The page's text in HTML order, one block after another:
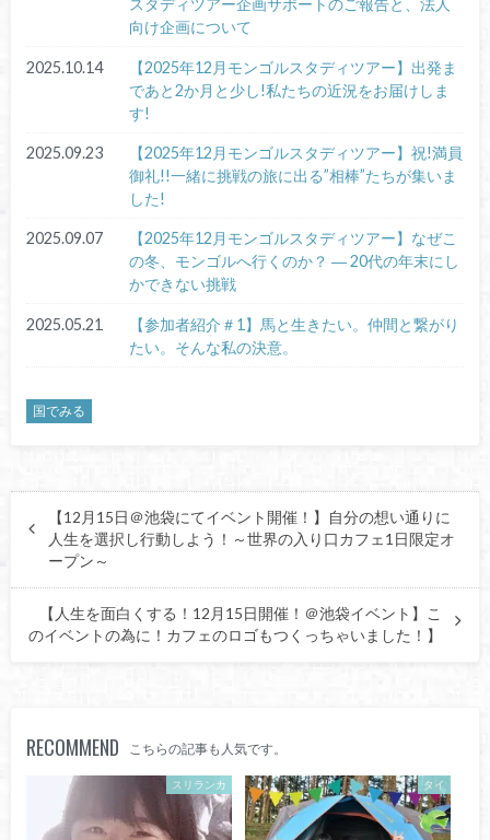
スタディツアー企画サポートのご報告と、法人
向け企画について
2025.10.14
【2025年12月モンゴルスタディツアー】出発ま
であと2か月と少し!私たちの近況をお届けしま
す!
2025.09.23
【2025年12月モンゴルスタディツアー】祝!満員
御礼!!一緒に挑戦の旅に出る”相棒”たちが集いま
した!
2025.09.07
【2025年12月モンゴルスタディツアー】なぜこ
の冬、モンゴルへ行くのか？ ― 20代の年末にし
かできない挑戦
2025.05.21
【参加者紹介＃1】馬と生きたい。仲間と繋がり
たい。そんな私の決意。
国でみる
【12月15日＠池袋にてイベント開催！】自分の想い通りに
人生を選択し行動しよう！～世界の入り口カフェ1日限定オ
ープン～
【人生を面白くする！12月15日開催！＠池袋イベント】こ
のイベントの為に！カフェのロゴもつくっちゃいました！】
RECOMMEND こちらの記事も人気です。
スリランカ タイ